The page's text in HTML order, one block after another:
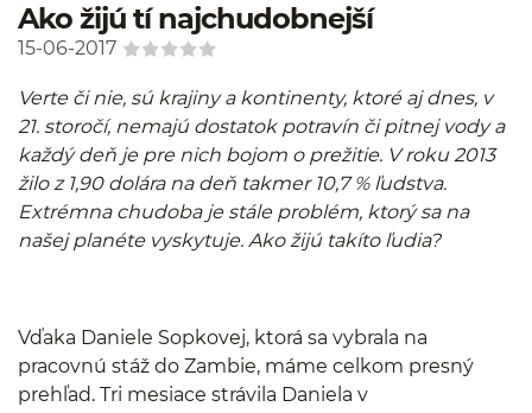
Ako žijú tí najchudobnejší
15-06-2017
Verte či nie, sú krajiny a kontinenty, ktoré aj dnes, v
21. storočí, nemajú dostatok potravín či pitnej vody a
každý deň je pre nich bojom o prežitie. V roku 2013
žilo z 1,90 dolára na deň takmer 10,7 % ľudstva.
Extrémna chudoba je stále problém, ktorý sa na
našej planéte vyskytuje. Ako žijú takíto ľudia?
Vďaka Daniele Sopkovej, ktorá sa vybrala na
pracovnú stáž do Zambie, máme celkom presný
prehľad. Tri mesiace strávila Daniela v